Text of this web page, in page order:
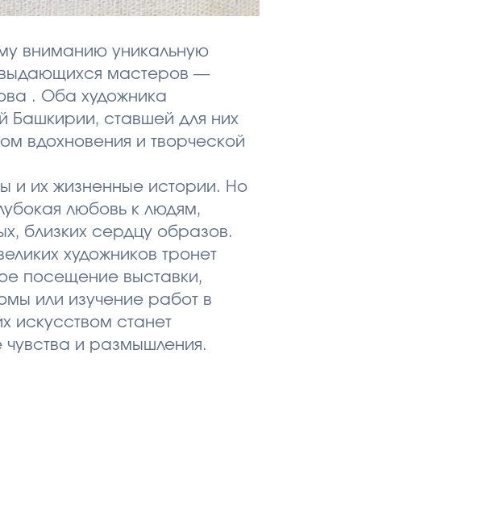
вниманию уникальную
выдающихся мастеров —
. Оба художника
Башкирии, ставшей для них
вдохновения и творческой
и их жизненные истории. Но
любовь к людям,
близких сердцу образов.
художников тронет
посещение выставки,
или изучение работ в
искусством станет
чувства и размышления.